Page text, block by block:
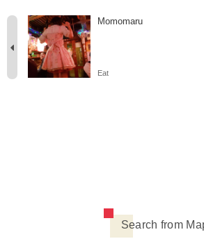
Momomaru
Eat
Search from